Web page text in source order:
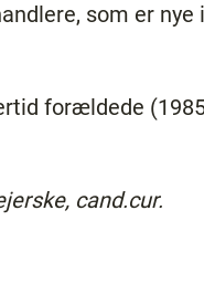
som er nye i
forældede
cand.cur.